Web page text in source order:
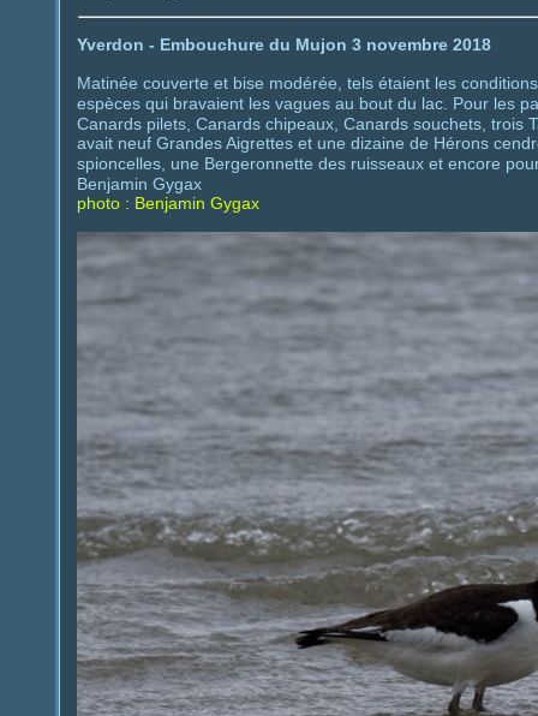
Yverdon - Embouchure du Mujon 3 novembre 2018
Matinée couverte et bise modérée, tels étaient les
espèces qui bravaient les vagues au bout du lac. Pour les
Canards pilets, Canards chipeaux, Canards souchets, trois
avait neuf Grandes Aigrettes et une dizaine de Hérons
spioncelles, une Bergeronnette des ruisseaux et encore
Benjamin Gygax
photo : Benjamin Gygax